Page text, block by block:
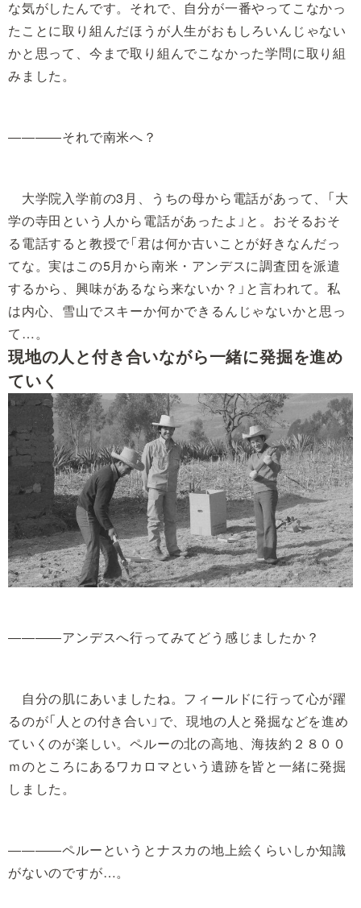
な気がしたんです。それで、自分が一番やってこなかっ
たことに取り組んだほうが人生がおもしろいんじゃない
かと思って、今まで取り組んでこなかった学問に取り組
みました。
――――それで南米へ？
大学院入学前の3月、うちの母から電話があって、「大
学の寺田という人から電話があったよ」と。おそるおそ
る電話すると教授で「君は何か古いことが好きなんだっ
てな。実はこの5月から南米・アンデスに調査団を派遣
するから、興味があるなら来ないか？」と言われて。私
は内心、雪山でスキーか何かできるんじゃないかと思っ
て…。
現地の人と付き合いながら一緒に発掘を進め
ていく
――――アンデスへ行ってみてどう感じましたか？
自分の肌にあいましたね。フィールドに行って心が躍
るのが「人との付き合い」で、現地の人と発掘などを進め
ていくのが楽しい。ペルーの北の高地、海抜約２８００
ｍのところにあるワカロマという遺跡を皆と一緒に発掘
しました。
――――ペルーというとナスカの地上絵くらいしか知識
がないのですが…。